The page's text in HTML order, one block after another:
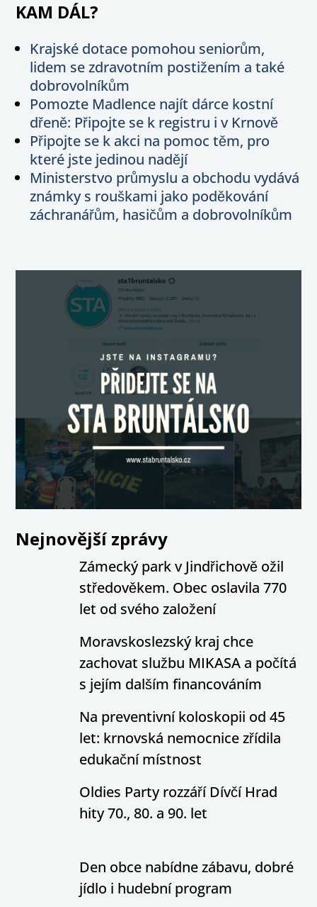
KAM DÁL?
Krajské dotace pomohou seniorům,
lidem se zdravotním postižením a také
dobrovolníkům
Pomozte Madlence najít dárce kostní
dřeně: Připojte se k registru i v Krnově
Připojte se k akci na pomoc těm, pro
které jste jedinou nadějí
Ministerstvo průmyslu a obchodu vydává
známky s rouškami jako poděkování
záchranářům, hasičům a dobrovolníkům
Nejnovější zprávy
Zámecký park v Jindřichově ožil
středověkem. Obec oslavila 770
let od svého založení
Moravskoslezský kraj chce
zachovat službu MIKASA a počítá
s jejím dalším financováním
Na preventivní koloskopii od 45
let: krnovská nemocnice zřídila
edukační místnost
Oldies Party rozzáří Dívčí Hrad
hity 70., 80. a 90. let
Den obce nabídne zábavu, dobré
jídlo i hudební program